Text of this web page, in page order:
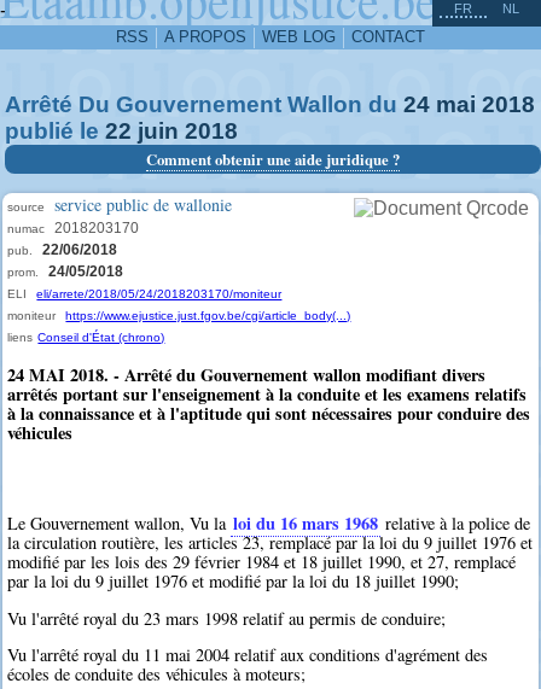
-
RSS A PROPOS WEB LOG CONTACT
FR NL
Arrêté Du Gouvernement Wallon du 24 mai 2018
publié le 22 juin 2018
Comment obtenir une aide juridique ?
source service public de wallonie
numac 2018203170
pub. 22/06/2018
prom. 24/05/2018
ELI
eli/arrete/2018/05/24/2018203170/moniteur
moniteur
https://www.ejustice.just.fgov.be/cgi/article_body(...)
liens Conseil d'État (chrono)
24 MAI 2018. - Arrêté du Gouvernement wallon modifiant divers
arrêtés portant sur l'enseignement à la conduite et les examens relatifs
à la connaissance et à l'aptitude qui sont nécessaires pour conduire des
véhicules
Le Gouvernement wallon, Vu la loi du 16 mars 1968 relative à la police de
la circulation routière, les articles 23, remplacé par la loi du 9 juillet 1976 et
modifié par les lois des 29 février 1984 et 18 juillet 1990, et 27, remplacé
par la loi du 9 juillet 1976 et modifié par la loi du 18 juillet 1990;
Vu l'arrêté royal du 23 mars 1998 relatif au permis de conduire;
Vu l'arrêté royal du 11 mai 2004 relatif aux conditions d'agrément des
écoles de conduite des véhicules à moteurs;
^